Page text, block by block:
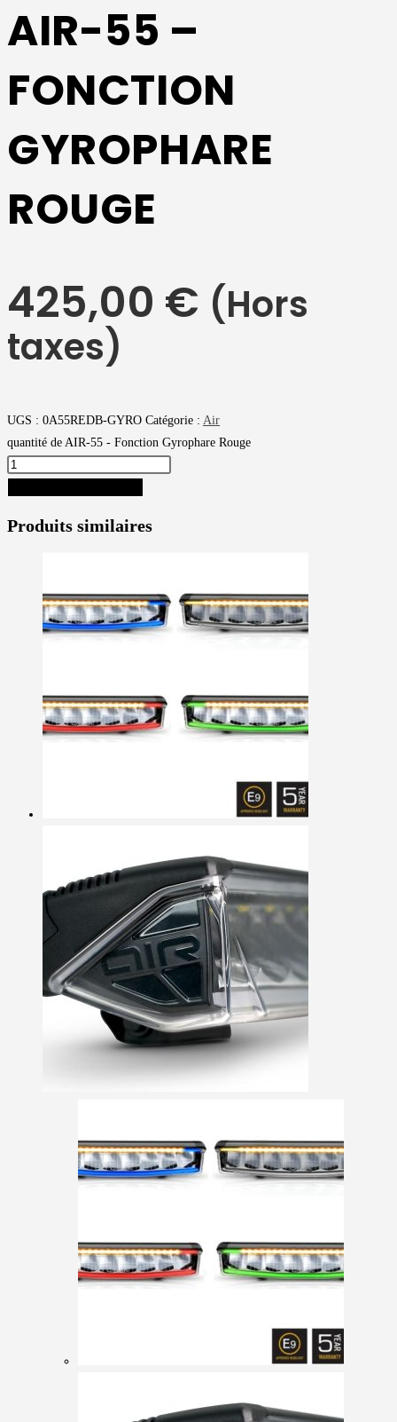
AIR-55 –
FONCTION
GYROPHARE
ROUGE
425,00 € (Hors
taxes)
UGS : 0A55REDB-GYRO Catégorie : Air
quantité de AIR-55 - Fonction Gyrophare Rouge
Produits similaires